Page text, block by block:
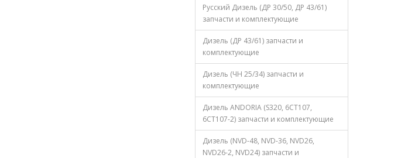
Русский Дизель (ДР 30/50, ДР 43/61)
запчасти и комплектующие
Дизель (ДР 43/61) запчасти и
комплектующие
Дизель (ЧН 25/34) запчасти и
комплектующие
Дизель ANDORIA (S320, 6CT107,
6CT107-2) запчасти и комплектующие
Дизель (NVD-48, NVD-36, NVD26,
NVD26-2, NVD24) запчасти и